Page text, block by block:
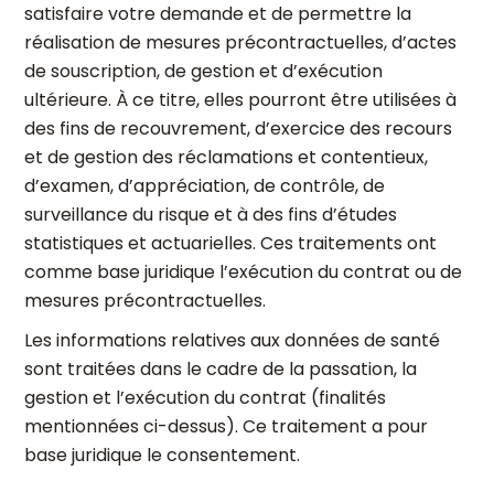
satisfaire votre demande et de permettre la
réalisation de mesures précontractuelles, d’actes
de souscription, de gestion et d’exécution
ultérieure. À ce titre, elles pourront être utilisées à
des fins de recouvrement, d’exercice des recours
et de gestion des réclamations et contentieux,
d’examen, d’appréciation, de contrôle, de
surveillance du risque et à des fins d’études
statistiques et actuarielles. Ces traitements ont
comme base juridique l’exécution du contrat ou de
mesures précontractuelles.
Les informations relatives aux données de santé
sont traitées dans le cadre de la passation, la
gestion et l’exécution du contrat (finalités
mentionnées ci-dessus). Ce traitement a pour
base juridique le consentement.